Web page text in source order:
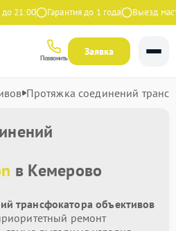
21:00 Гарантия до 1 года Выезд
Позвонить
Заявка
Протяжка соединений
в Кемерово
трансфокатора объективов
ремонт